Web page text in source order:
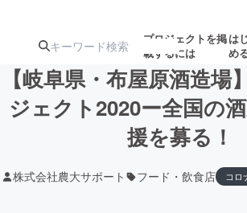
プロジェクトを掲
載するには
は
め
注目の新着プロ募集終了
【岐阜県・布屋原酒造場
ジェクト2020ー全国の
援を募る！
株式会社農大サポート フード・飲食店 コロ